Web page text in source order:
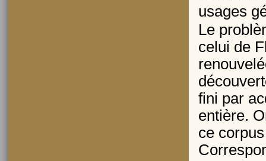
usages
Le
celui de
fini par
entière.
ce